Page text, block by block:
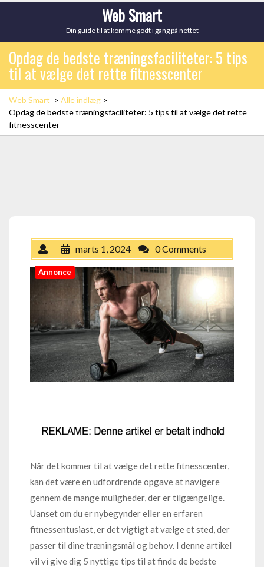
Web Smart
Din guide til at komme godt i gang på nettet
Opdag de bedste træningsfaciliteter: 5 tips
til at vælge det rette fitnesscenter
Web Smart > Alle indlæg >
Opdag de bedste træningsfaciliteter: 5 tips til at vælge det rette
fitnesscenter
marts 1, 2024 0 Comments
Annonce
Når det kommer til at vælge det rette fitnesscenter,
kan det være en udfordrende opgave at navigere
gennem de mange muligheder, der er tilgængelige.
Uanset om du er nybegynder eller en erfaren
fitnessentusiast, er det vigtigt at vælge et sted, der
passer til dine træningsmål og behov. I denne artikel
vil vi give dig 5 nyttige tips til at finde de bedste